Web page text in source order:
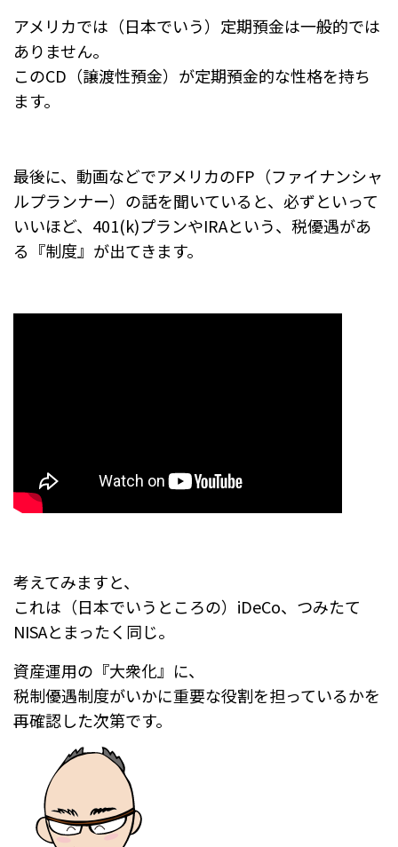
アメリカでは（日本でいう）定期預金は一般的では
ありません。
このCD（譲渡性預金）が定期預金的な性格を持ち
ます。
最後に、動画などでアメリカのFP（ファイナンシャ
ルプランナー）の話を聞いていると、必ずといって
いいほど、401(k)プランやIRAという、税優遇があ
る『制度』が出てきます。
考えてみますと、
これは（日本でいうところの）iDeCo、つみたて
NISAとまったく同じ。
資産運用の『大衆化』に、
税制優遇制度がいかに重要な役割を担っているかを
再確認した次第です。